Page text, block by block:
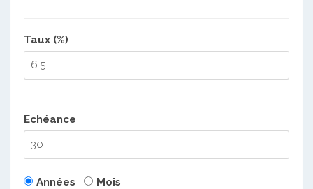
Taux (%)
Echéance
Années Mois